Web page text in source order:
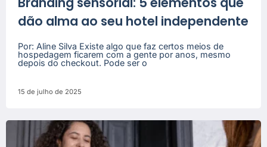
dão alma ao seu hotel independente
Por: Aline Silva Existe algo que faz certos meios de
hospedagem ficarem com a gente por anos, mesmo
depois do checkout. Pode ser o
15 de julho de 2025